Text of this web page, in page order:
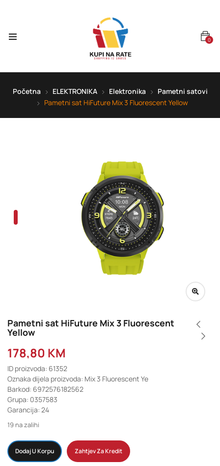
0
Početna ELEKTRONIKA Elektronika
Pametni satovi
Pametni sat HiFuture Mix 3 Fluorescent Yellow
Pametni sat HiFuture Mix 3 Fluorescent
Yellow
178,80 KM
ID proizvoda: 61352
Oznaka dijela proizvoda: Mix 3 Fluorescent Ye
Barkod: 6972576182562
Grupa: 0357583
Garancija: 24
19 na zalihi
Dodaj U Korpu Zahtjev Za Kredit